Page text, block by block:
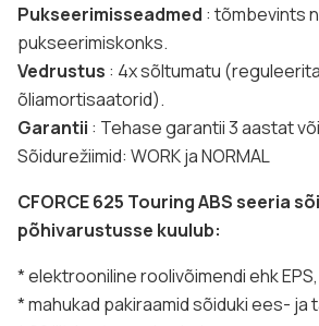
Pukseerimisseadmed : tõmbevints
pukseerimiskonks.
Vedrustus : 4x sõltumatu
õliamortisaatorid).
Garantii : Tehase garantii 3 aastat
Sõidurežiimid: WORK ja NORMAL
CFORCE 625 Touring ABS seeria
põhivarustusse kuulub:
* elektrooniline roolivõimendi ehk EPS,
* mahukad pakiraamid sõiduki ees- ja